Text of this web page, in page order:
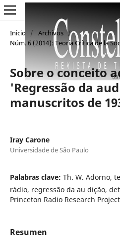
Inicio / Archivos /
Núm. 6 (2014): Teoría Crítica de la
Sobre o conceito
'Regressão da
manuscritos de
Iray Carone
Universidade de São Paulo
Palabras clave: Th. W. Adorno,
rádio, regressão da au dição,
Princeton Radio Research Project
Resumen